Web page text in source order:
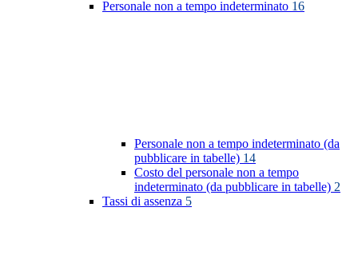
Personale non a tempo indeterminato 16
Personale non a tempo indeterminato (da
pubblicare in tabelle) 14
Costo del personale non a tempo
indeterminato (da pubblicare in tabelle) 2
Tassi di assenza 5